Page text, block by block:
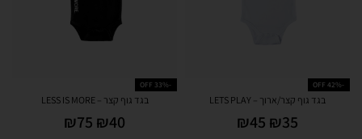
-42% OFF
בגד גוף קצר/ארוך – LETS PLAY
₪35
₪45
-33% OFF
בגד גוף קצר – LESS IS MORE
₪40
₪75